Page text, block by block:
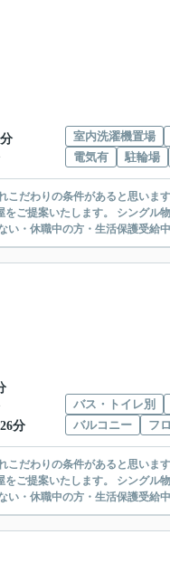
室内洗濯機置場
電気有
駐輪場
らファミリー物件まで、他には
ない・緊急連絡先がいない・休職中の方・生活保護
分
バス・トイレ別
バルコニー
フ
らファミリー物件まで、他には
ない・緊急連絡先がいない・休職中の方・生活保護